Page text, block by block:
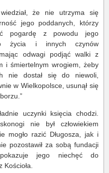
że nie utrzyma się
jego poddanych, którzy
pogardę z powodu jego
życia i innych czynów
odwagi podjąć walki z
i śmiertelnym wrogiem, żeby
nie dostał się do niewoli,
w Wielkopolsce, usunął się
uczynki księcia chodzi.
nie był człowiekiem
mogło razić Długosza, jak i
pozostawił za sobą fundacji
jego niechęć do